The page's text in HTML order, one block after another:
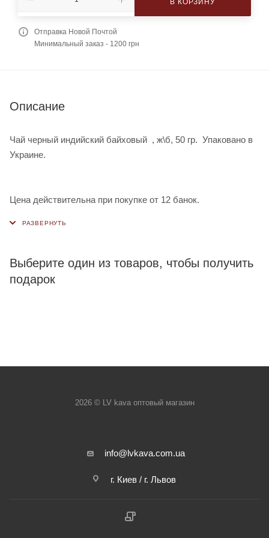
В КОРЗИНУ
Отправка Новой Почтой
Минимальный заказ - 1200 грн
Описание
Чай черный индийский байховый , ж\б, 50 гр. Упаковано в
Украине.
Цена действительна при покупке от 12 банок.
Выберите один из товаров, чтобы получить
подарок
2026 © LV kava оптовый магазин
info@lvkava.com.ua
г. Киев / г. Львов